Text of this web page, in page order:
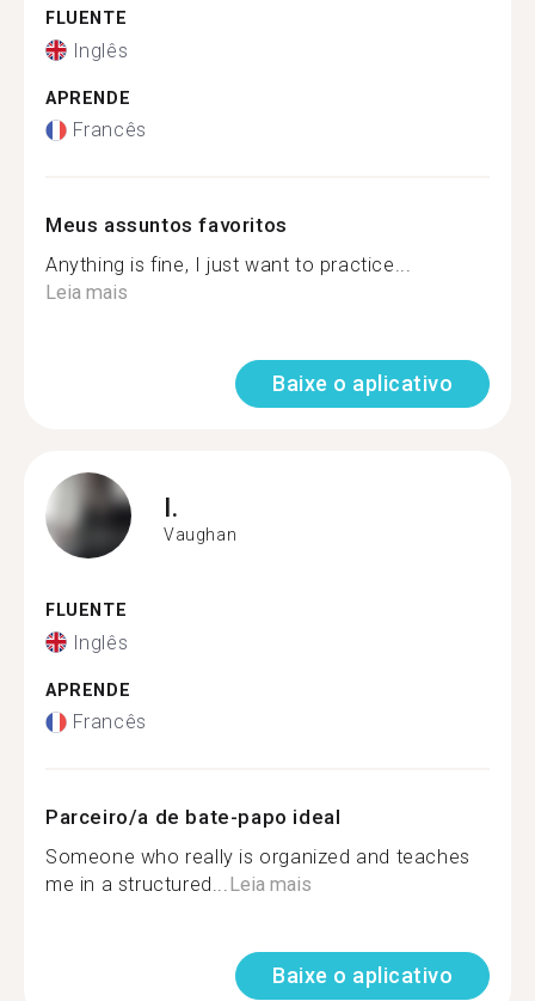
FLUENTE
Inglês
APRENDE
Francês
Meus assuntos favoritos
Anything is fine, I just want to practice...
Leia mais
Baixe o aplicativo
I.
Vaughan
FLUENTE
Inglês
APRENDE
Francês
Parceiro/a de bate-papo ideal
Someone who really is organized and teaches
me in a structured...Leia mais
Baixe o aplicativo